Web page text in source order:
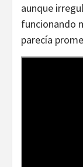
aunque
funcionando
parecía